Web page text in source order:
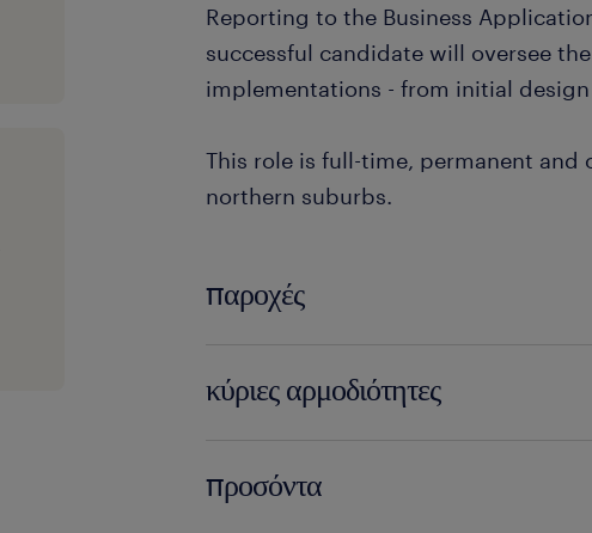
Reporting to the Business
successful candidate will oversee
implementations - from initial
This role is full-time, permanent and
northern suburbs.
παροχές
and benefits package.
κύριες αρμοδιότητες
προσόντα